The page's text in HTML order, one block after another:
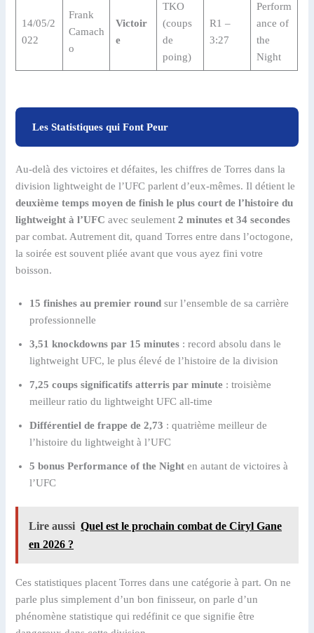
14/05/2
022
Frank
Camach
o
Victoir
e
TKO
(coups
de
poing)
R1 –
3:27
Perform
ance of
the
Night
Les Statistiques qui Font Peur
Au-delà des victoires et défaites, les chiffres de Torres dans la
division lightweight de l’UFC parlent d’eux-mêmes. Il détient le
deuxième temps moyen de finish le plus court de l’histoire du
lightweight à l’UFC avec seulement2 minutes et 34 secondes
par combat. Autrement dit, quand Torres entre dans l’octogone,
la soirée est souvent pliée avant que vous ayez fini votre
boisson.
15 finishes au premier round sur l’ensemble de sa carrière
professionnelle
3,51 knockdowns par 15 minutes : record absolu dans le
lightweight UFC, le plus élevé de l’histoire de la division
7,25 coups significatifs atterris par minute : troisième
meilleur ratio du lightweight UFC all-time
Différentiel de frappe de 2,73 : quatrième meilleur de
l’histoire du lightweight à l’UFC
5 bonus Performance of the Night en autant de victoires à
l’UFC
Lire aussi Quel est le prochain combat de Ciryl Gane
en 2026 ?
Ces statistiques placent Torres dans une catégorie à part. On ne
parle plus simplement d’un bon finisseur, on parle d’un
phénomène statistique qui redéfinit ce que signifie être